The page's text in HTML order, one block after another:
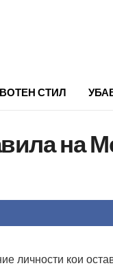
СТИЛ
на
личности кои